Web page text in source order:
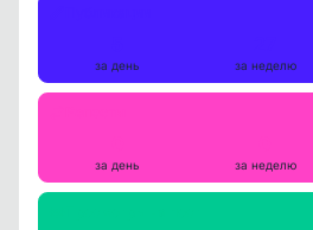
за день за неделю
за день за неделю